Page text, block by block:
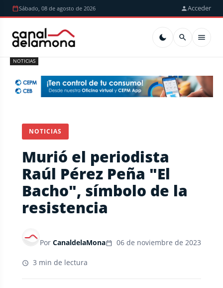
Sábado, 08 de agosto de 2026 Acceder
NOTICIAS
NOTICIAS
Murió el periodista
Raúl Pérez Peña "El
Bacho", símbolo de la
resistencia
Por CanaldelaMona 06 de noviembre de 2023
3 min de lectura